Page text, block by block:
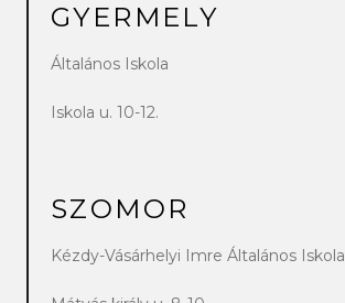
GYERMELY
Általános Iskola
Iskola u. 10-12.
SZOMOR
Kézdy-Vásárhelyi Imre Általános Iskola